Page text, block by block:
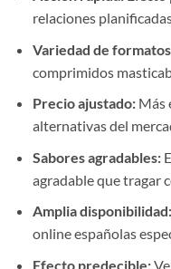
relaciones
Variedad de
comprimidos
Precio ajustado:Más
alternativas del
Sabores agradables:
agradable que tragar
Amplia disponibilidad:
online españolas
Efecto predecible: